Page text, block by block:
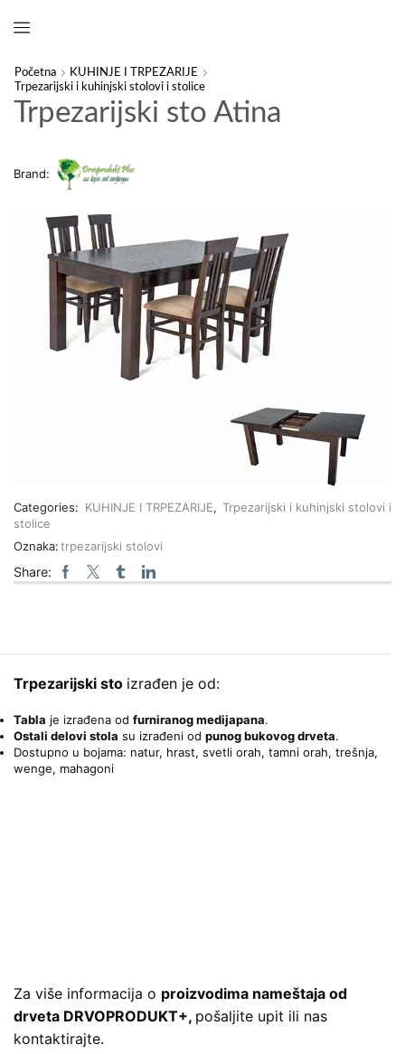
Početna
KUHINJE I TRPEZARIJE
Trpezarijski i kuhinjski stolovi i stolice
Trpezarijski sto Atina
Brand:
Categories: KUHINJE I TRPEZARIJE, Trpezarijski i kuhinjski stolovi i
stolice
Oznaka:trpezarijski stolovi
Share:
Trpezarijski sto izrađen je od:
Tabla je izrađena od furniranog medijapana.
Ostali delovi stola su izrađeni od punog bukovog drveta.
Dostupno u bojama: natur, hrast, svetli orah, tamni orah, trešnja,
wenge, mahagoni
Za više informacija o proizvodima nameštaja od
drveta DRVOPRODUKT+, pošaljite upit ili nas
kontaktirajte.